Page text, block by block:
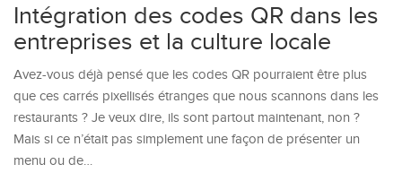
Intégration des codes QR dans les
entreprises et la culture locale
Avez-vous déjà pensé que les codes QR pourraient être plus
que ces carrés pixellisés étranges que nous scannons dans les
restaurants ? Je veux dire, ils sont partout maintenant, non ?
Mais si ce n’était pas simplement une façon de présenter un
menu ou de…